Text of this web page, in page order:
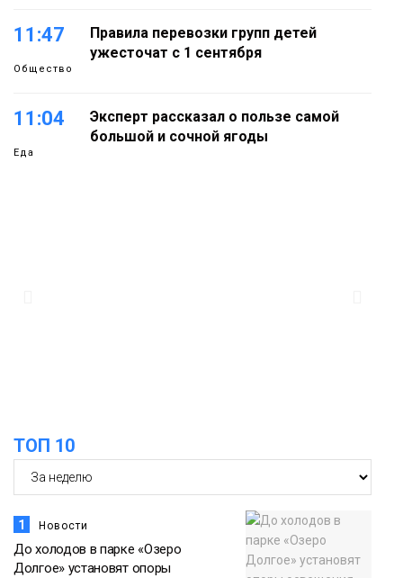
11:47
Общество
Правила перевозки групп детей
ужесточат с 1 сентября
11:04
Еда
Эксперт рассказал о пользе самой
большой и сочной ягоды
ТОП 10
1 Новости
До холодов в парке «Озеро
Долгое» установят опоры